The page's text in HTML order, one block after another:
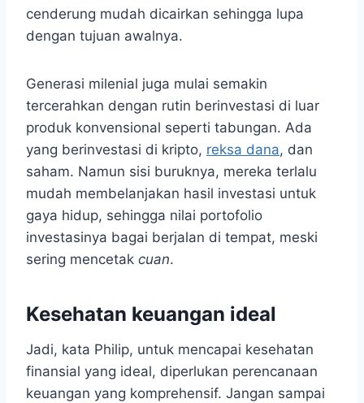
cenderung mudah dicairkan sehingga lupa
dengan tujuan awalnya.
Generasi milenial juga mulai semakin
tercerahkan dengan rutin berinvestasi di luar
produk konvensional seperti tabungan. Ada
yang berinvestasi di kripto, reksa dana, dan
saham. Namun sisi buruknya, mereka terlalu
mudah membelanjakan hasil investasi untuk
gaya hidup, sehingga nilai portofolio
investasinya bagai berjalan di tempat, meski
sering mencetak cuan.
Kesehatan keuangan ideal
Jadi, kata Philip, untuk mencapai kesehatan
finansial yang ideal, diperlukan perencanaan
keuangan yang komprehensif. Jangan sampai